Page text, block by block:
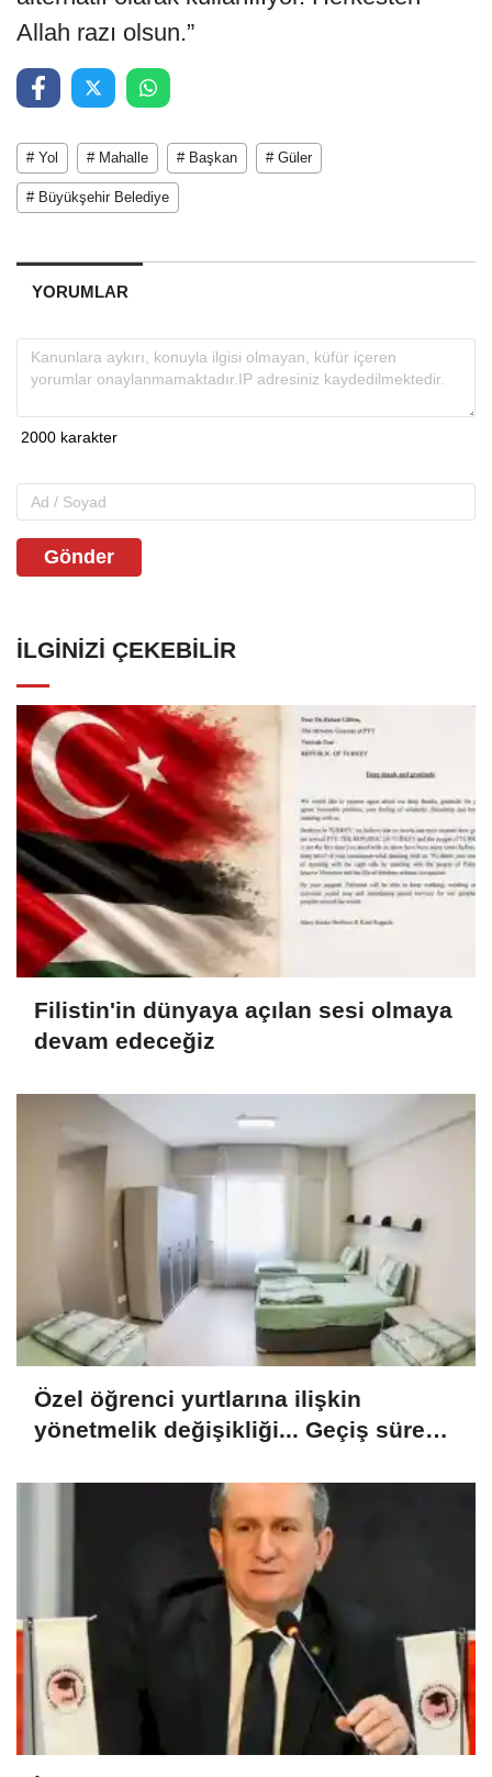
Allah razı olsun.”
# Yol # Mahalle # Başkan # Güler
# Büyükşehir Belediye
YORUMLAR
Gönder
İLGINIZI ÇEKEBILIR
Filistin'in dünyaya açılan sesi olmaya
devam edeceğiz
Özel öğrenci yurtlarına ilişkin
yönetmelik değişikliği... Geçiş süresi